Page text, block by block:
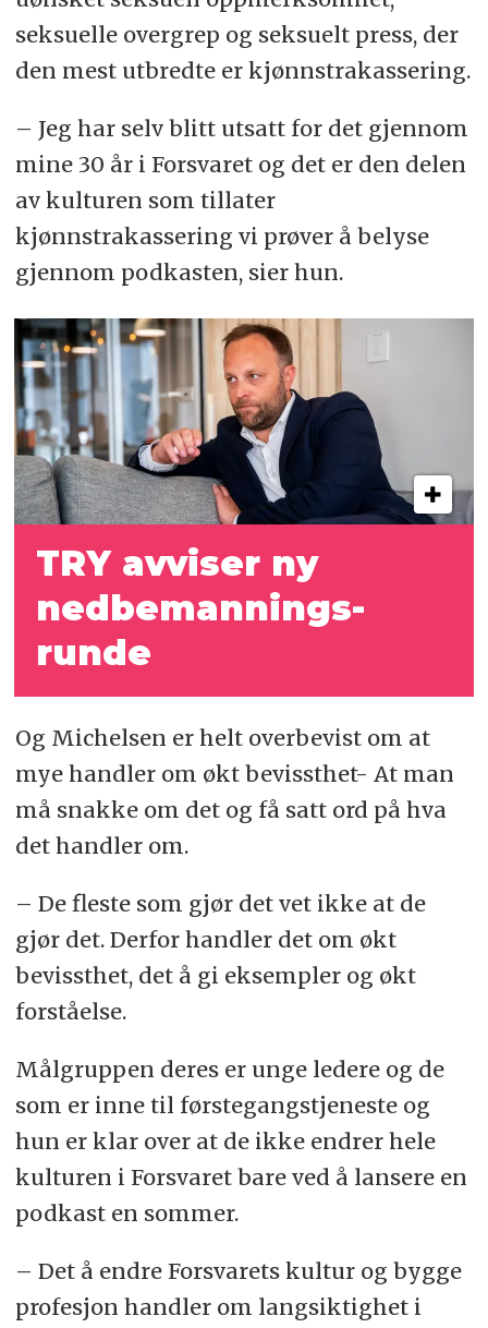
seksuelle overgrep og seksuelt press, der
den mest utbredte er kjønnstrakassering.
– Jeg har selv blitt utsatt for det gjennom
mine 30 år i Forsvaret og det er den delen
av kulturen som tillater
kjønnstrakassering vi prøver å belyse
gjennom podkasten, sier hun.
TRY avviser ny
nedbemannings­
runde
Og Michelsen er helt overbevist om at
mye handler om økt bevissthet- At man
må snakke om det og få satt ord på hva
det handler om.
– De fleste som gjør det vet ikke at de
gjør det. Derfor handler det om økt
bevissthet, det å gi eksempler og økt
forståelse.
Målgruppen deres er unge ledere og de
som er inne til førstegangstjeneste og
hun er klar over at de ikke endrer hele
kulturen i Forsvaret bare ved å lansere en
podkast en sommer.
– Det å endre Forsvarets kultur og bygge
profesjon handler om langsiktighet i